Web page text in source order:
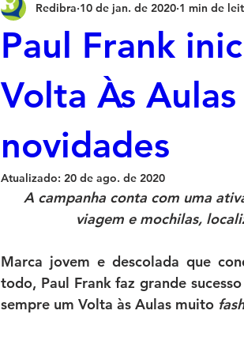
Paul Frank
Volta Às
novidades
Redibra 10 de jan. de 2020 1 min de
Atualizado: 20 de ago. de 2020
A campanha conta com uma
viagem e mochilas,
Marca jovem e descolada que
todo, Paul Frank faz grande
sempre um Volta às Aulas muito